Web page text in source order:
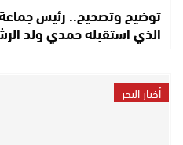
توضيح وتصحيح.. رئيس
الذي استقبله حمدي ولد
أخبار البحر